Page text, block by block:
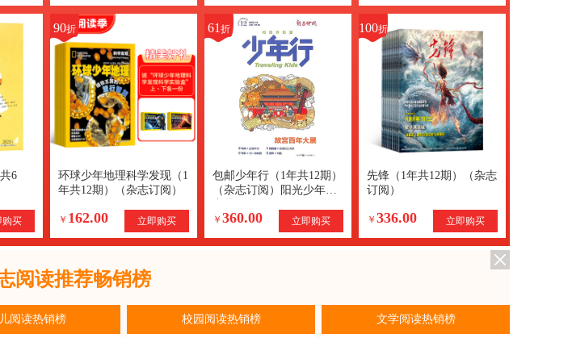
6
购买
90折
环球少年地理科学发现（1
年共12期）（杂志订阅）
￥ 162.00 立即购买
61 折
包邮少年行（1年共12期）
（杂志订阅）阳光少年报
￥ 360.00 立即购买
100折
先锋（1年共12期）（杂志
订阅）
￥ 336.00 立即购买
阅读推荐畅销榜
阅读热销榜 校园阅读热销榜 文学阅读热销榜